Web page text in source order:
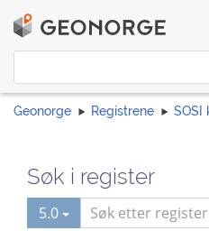
Geonorge Registrene SOSI
Søk i register
5.0